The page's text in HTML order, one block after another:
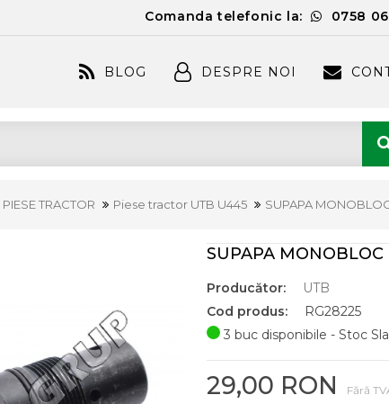
Comanda telefonic la: 0758
BLOG DESPRE NOI
PIESE TRACTOR Piese tractor UTB U445 SUPAPA
SUPAPA
Producător:
UTB
Cod produs:
RG28225
3 buc disponibile - Stoc
29,00 RON Fără